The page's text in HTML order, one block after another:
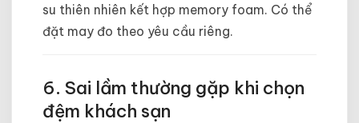
su thiên nhiên kết hợp memory foam. Có thể
đặt may đo theo yêu cầu riêng.
6. Sai lầm thường gặp khi chọn
đệm khách sạn